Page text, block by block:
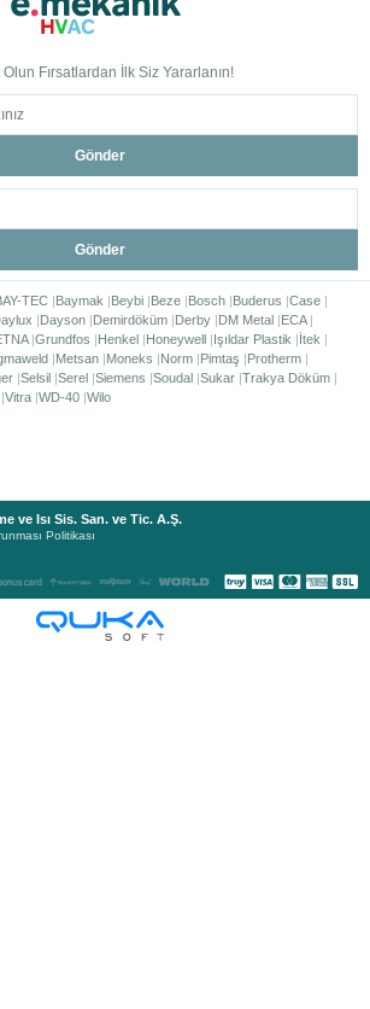
Fırsatlardan İlk Siz Yararlanın!
Gönder
Gönder
TEC Baymak Beybi Beze Bosch Buderus Case
Dayson Demirdöküm Derby DM Metal ECA
Grundfos Henkel Honeywell Işıldar Plastik
İtek
Metsan Moneks Norm Pimtaş
Protherm
Selsil Serel Siemens Soudal Sukar Trakya Döküm
Vitra WD-40 Wilo
ve Isı Sis. San. ve Tic. A.Ş.
Politikası